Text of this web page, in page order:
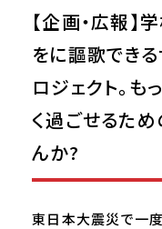
【企画・広報
をに謳歌でき
ロジェクト。
く過ごせるた
んか?
東日本大震災で一